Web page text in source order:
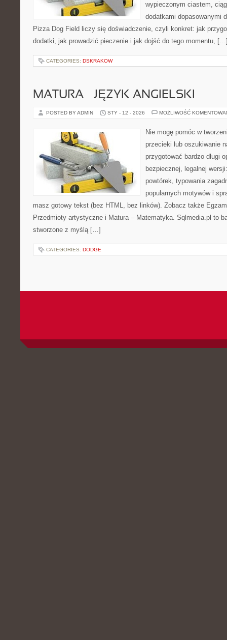
wypieczonym ciastem,
dodatkami dopasowanymi
Pizza Dog Field liczy się doświadczenie, czyli konkret: jak
dodatki, jak prowadzić pieczenie i jak dojść do tego momentu,
CATEGORIES: DSKRAKOW
MATURA – JĘZYK ANGIELSKI
POSTED BY ADMIN STY - 12 - 2026 MOŻLIWOŚĆ
Nie mogę pomóc w
przecieki lub oszukiwanie
przygotować bardzo długi
bezpiecznej, legalnej
powtórek, typowania
popularnych motywów i
masz gotowy tekst (bez HTML, bez linków). Zobacz także
Przedmioty artystyczne i Matura – Matematyka. Sqlmedia.pl to
stworzone z myślą […]
CATEGORIES: DODGE